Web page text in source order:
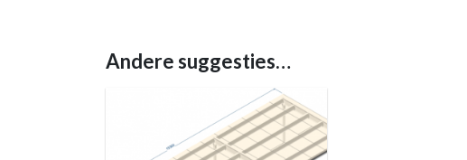
Andere suggesties…